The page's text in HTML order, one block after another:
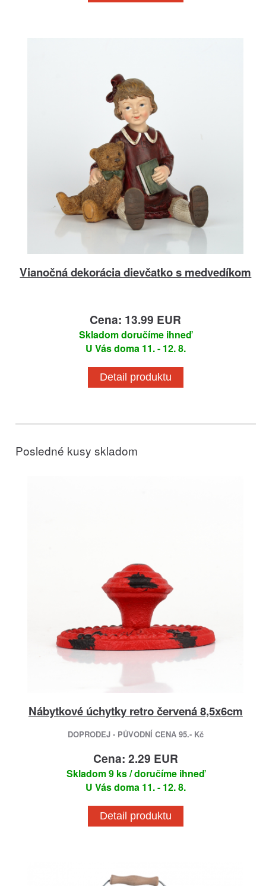
Vianočná dekorácia dievčatko s medvedíkom
Cena: 13.99 EUR
Skladom doručíme ihneď
U Vás doma 11. - 12. 8.
Detail produktu
Posledné kusy skladom
Nábytkové úchytky retro červená 8,5x6cm
DOPRODEJ - PŮVODNÍ CENA 95.- Kč
Cena: 2.29 EUR
Skladom 9 ks / doručíme ihneď
U Vás doma 11. - 12. 8.
Detail produktu